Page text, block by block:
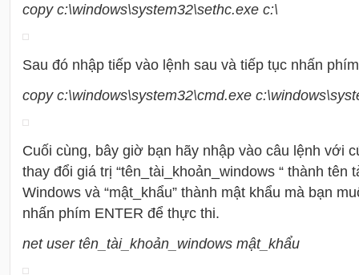
copy c:\windows\system32\sethc.exe c:\
Sau đó nhập tiếp vào lệnh sau và tiếp tục nhấn
copy c:\windows\system32\cmd.exe
Cuối cùng, bây giờ bạn hãy nhập vào câu lệnh với
thay đổi giá trị “tên_tài_khoản_windows “ thành tên
Windows và “mật_khẩu” thành mật khẩu mà bạn
nhấn phím ENTER để thực thi.
net user tên_tài_khoản_windows mật_khẩu